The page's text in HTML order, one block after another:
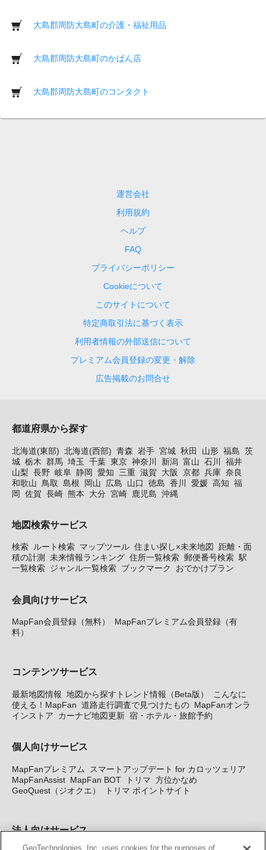
大島郡周防大島町の介護・福祉用品
大島郡周防大島町のかばん店
大島郡周防大島町のコンタクト
運営会社
利用規約
ヘルプ
FAQ
プライバシーポリシー
Cookieについて
このサイトについて
特定商取引法に基づく表示
利用者情報の外部送信について
プレミアム会員登録の変更・解除
広告掲載のお問合せ
都道府県から探す
北海道(東部) 北海道(西部) 青森 岩手 宮城 秋田 山形 福島 茨
城 栃木 群馬 埼玉 千葉 東京 神奈川 新潟 富山 石川
福井
山梨 長野 岐阜 静岡 愛知 三重 滋賀 大阪 京都 兵庫 奈良
和歌山
鳥取 島根 岡山 広島 山口 徳島 香川 愛媛 高知 福
岡 佐賀 長崎 熊本 大分 宮崎 鹿児島 沖縄
地図検索サービス
検索 ルート検索 マップツール 住まい探し×未来地図
距離・面
積の計測
未来情報ランキング 住所一覧検索 郵便番号検索 駅
一覧検索 ジャンル一覧検索 ブックマーク おでかけプラン
会員向けサービス
MapFan会員登録（無料）
MapFanプレミアム会員登録（有
料）
コンテンツサービス
最新地図情報 地図から探すトレンド情報（Beta版）
こんなに
使える！MapFan 道路走行調査で見つけたもの MapFanオンラ
インストア
カーナビ地図更新 宿・ホテル・旅館予約
個人向けサービス
MapFanプレミアム
スマートアップデート for カロッツェリア
MapFanAssist MapFan BOT トリマ 方位かなめ
GeoQuest（ジオクエ）
トリマ ポイントサイト
法人向けサービス
GeoTechnologies, Inc. uses cookies for the purposes of